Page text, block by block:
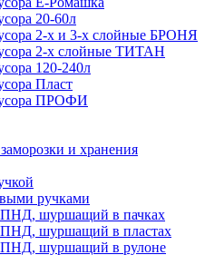
20-60л
2-х и 3-х слойные БРОНЯ
2-х слойные ТИТАН
120-240л
Пласт
ПРОФИ
и хранения
ручками
ПНД, шуршащий в пачках
шуршащий в пластах
ПНД, шуршащий в рулоне